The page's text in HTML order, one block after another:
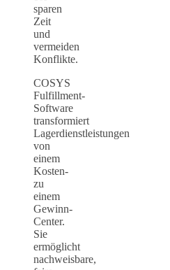
sparen
Zeit
und
vermeiden
Konflikte.
COSYS
Fulfillment-
Software
transformiert
Lagerdienstleistungen
von
einem
Kosten-
zu
einem
Gewinn-
Center.
Sie
ermöglicht
nachweisbare,